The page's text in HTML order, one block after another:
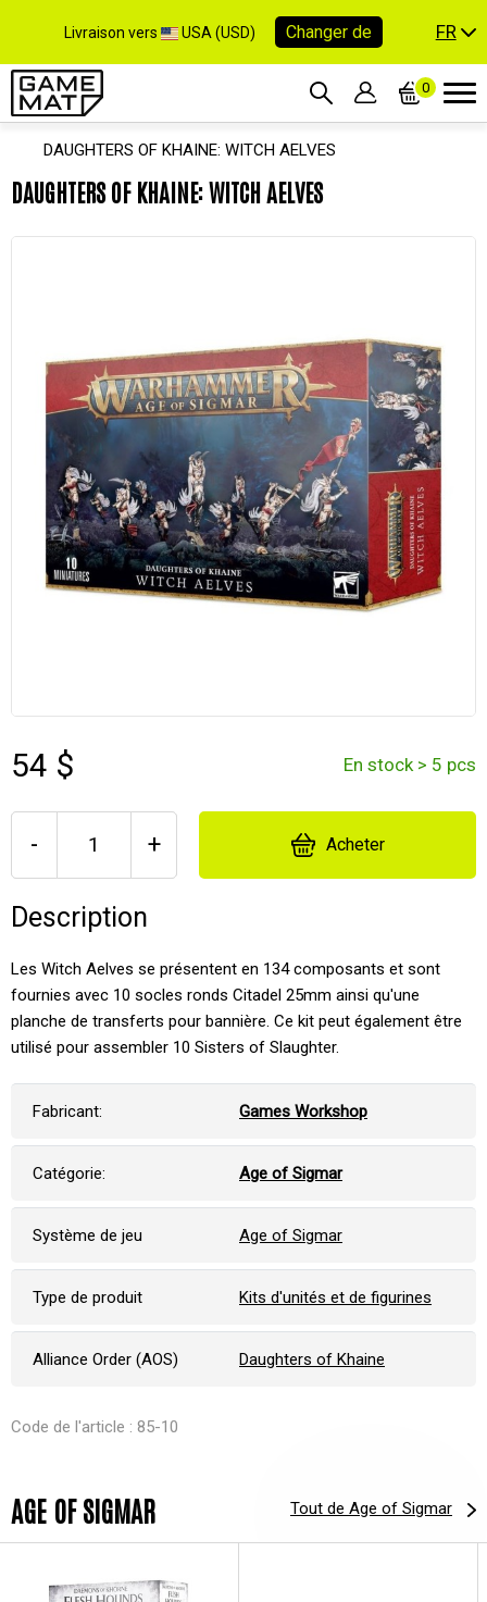
Livraison vers USA (USD) Changer de FR
0
DAUGHTERS OF KHAINE: WITCH AELVES
DAUGHTERS OF KHAINE: WITCH AELVES
54 $ En stock > 5 pcs
- + Acheter
Description
Les Witch Aelves se présentent en 134 composants et sont
fournies avec 10 socles ronds Citadel 25mm ainsi qu'une
planche de transferts pour bannière. Ce kit peut également être
utilisé pour assembler 10 Sisters of Slaughter.
Fabricant: Games Workshop
Catégorie: Age of Sigmar
Système de jeu Age of Sigmar
Type de produit Kits d'unités et de figurines
Alliance Order (AOS) Daughters of Khaine
Code de l'article : 85-10
AGE OF SIGMAR Tout de Age of Sigmar